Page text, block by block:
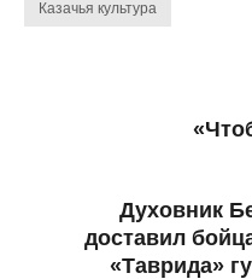
Казачья культура
Духовник
доставил
«Таврида»